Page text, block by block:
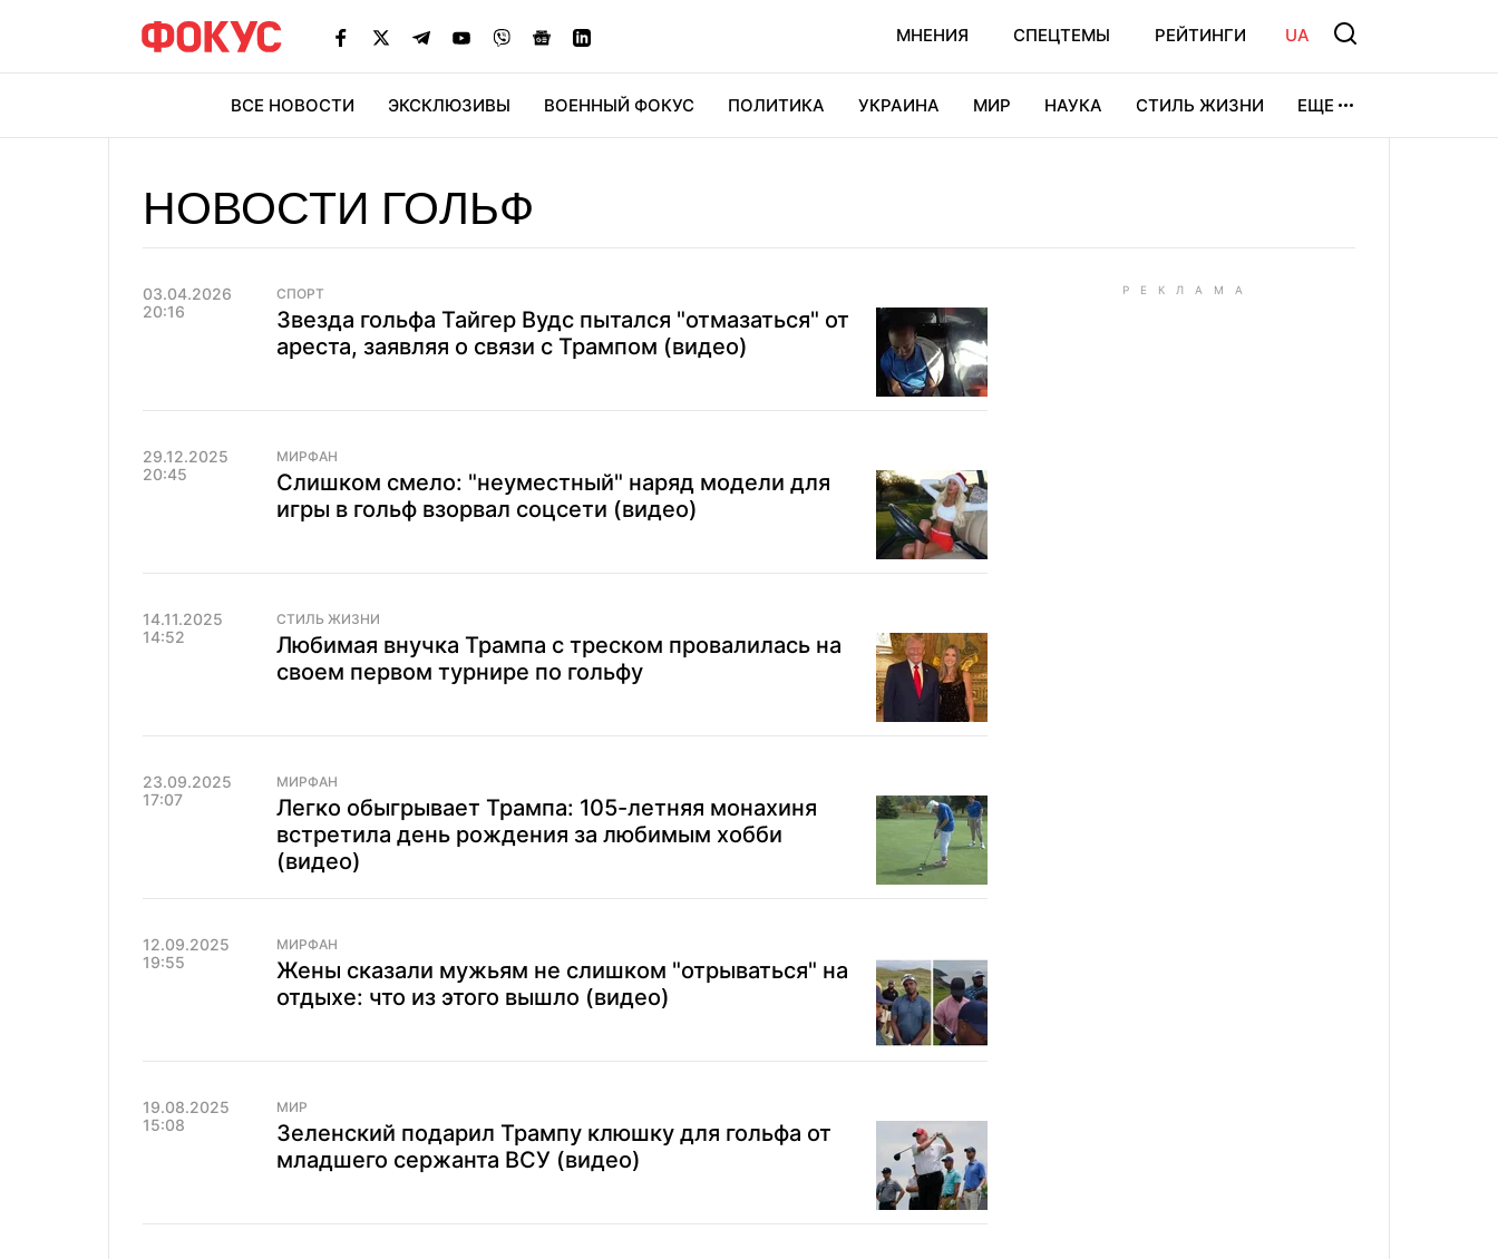
МНЕНИЯ СПЕЦТЕМЫ РЕЙТИНГИ UA
ВСЕ НОВОСТИ ЭКСКЛЮЗИВЫ ВОЕННЫЙ ФОКУС ПОЛИТИКА УКРАИНА МИР НАУКА СТИЛЬ ЖИЗНИ ЕЩЕ
НОВОСТИ ГОЛЬФ
03.04.2026
20:16
СПОРТ
Звезда гольфа Тайгер Вудс пытался "отмазаться" от
ареста, заявляя о связи с Трампом (видео)
29.12.2025
20:45
МИРФАН
Слишком смело: "неуместный" наряд модели для
игры в гольф взорвал соцсети (видео)
14.11.2025
14:52
СТИЛЬ ЖИЗНИ
Любимая внучка Трампа с треском провалилась на
своем первом турнире по гольфу
23.09.2025
17:07
МИРФАН
Легко обыгрывает Трампа: 105-летняя монахиня
встретила день рождения за любимым хобби
(видео)
12.09.2025
19:55
МИРФАН
Жены сказали мужьям не слишком "отрываться" на
отдыхе: что из этого вышло (видео)
19.08.2025
15:08
МИР
Зеленский подарил Трампу клюшку для гольфа от
младшего сержанта ВСУ (видео)